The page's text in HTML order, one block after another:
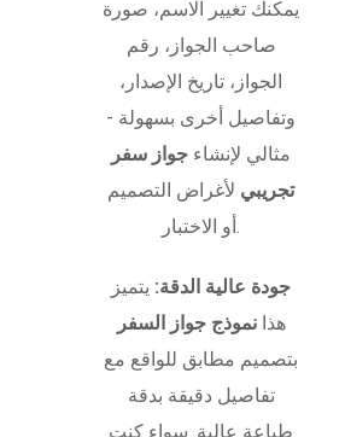
يمكنك تغيير الاسم، صورة
صاحب الجواز، رقم
الجواز، تاريخ الإصدار،
وتفاصيل أخرى بسهولة -
مثالي لإنشاء جواز سفر
تجريبي لأغراض التصميم
أو الاختبار.
جودة عالية الدقة: يتميز
هذانموذج جواز السفر
بتصميم مطابق للواقع مع
تفاصيل دقيقة بدقة
طباعة عالية. سواء كنت